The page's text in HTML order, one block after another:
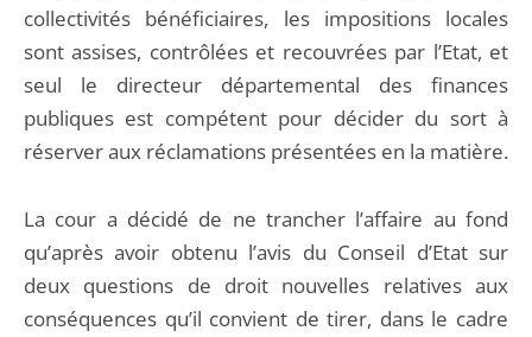
collectivités bénéficiaires, les impositions locales
sont assises, contrôlées et recouvrées par l’Etat, et
seul le directeur départemental des finances
publiques est compétent pour décider du sort à
réserver aux réclamations présentées en la matière.
La cour a décidé de ne trancher l’affaire au fond
qu’après avoir obtenu l’avis du Conseil d’Etat sur
deux questions de droit nouvelles relatives aux
conséquences qu’il convient de tirer, dans le cadre